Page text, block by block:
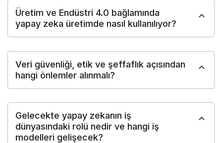
Üretim ve Endüstri 4.0 bağlamında
yapay zeka üretimde nasıl kullanılıyor?
Veri güvenliği, etik ve şeffaflık açısından
hangi önlemler alınmalı?
Gelecekte yapay zekanın iş
dünyasındaki rolü nedir ve hangi iş
modelleri gelişecek?